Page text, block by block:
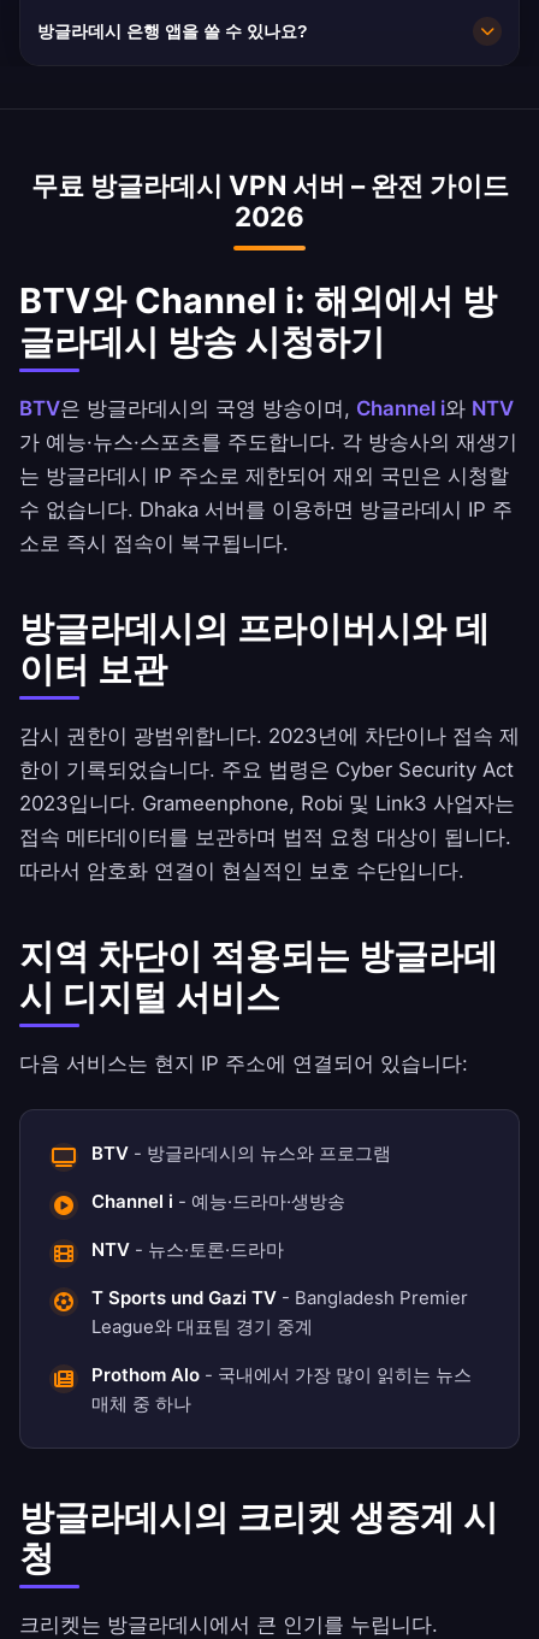
10Gbps 용량으로 매우 빠릅니다. 방글라데시의 평
균 속도는 35 Mbps로 HD 스트리밍에 충분합니
방글라데시 은행 앱을 쓸 수 있나요?
방글라데시 IP 주소로 접속할 수 있습니다. 은행 약
무료 방글라데시 VPN 서버 – 완전 가이드
2026
BTV와 Channel i: 해외에서 방
글라데시 방송 시청하기
BTV은 방글라데시의 국영 방송이며, Channel i와 NTV
가 예능·뉴스·스포츠를 주도합니다. 각 방송사의 재생기
는 방글라데시 IP 주소로 제한되어 재외 국민은 시청할
수 없습니다. Dhaka 서버를 이용하면 방글라데시 IP 주
소로 즉시 접속이 복구됩니다.
방글라데시의 프라이버시와 데
이터 보관
감시 권한이 광범위합니다. 2023년에 차단이나 접속 제
한이 기록되었습니다. 주요 법령은 Cyber Security Act
2023입니다. Grameenphone, Robi 및 Link3 사업자는
접속 메타데이터를 보관하며 법적 요청 대상이 됩니다.
따라서 암호화 연결이 현실적인 보호 수단입니다.
지역 차단이 적용되는 방글라데
시 디지털 서비스
다음 서비스는 현지 IP 주소에 연결되어 있습니다:
BTV - 방글라데시의 뉴스와 프로그램
Channel i - 예능·드라마·생방송
NTV - 뉴스·토론·드라마
T Sports und Gazi TV - Bangladesh Premier
League와 대표팀 경기 중계
Prothom Alo - 국내에서 가장 많이 읽히는 뉴스
매체 중 하나
방글라데시의 크리켓 생중계 시
청
크리켓는 방글라데시에서 큰 인기를 누립니다.